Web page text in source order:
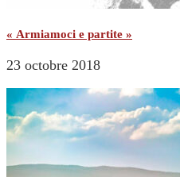
« Armiamoci e partite »
23 octobre 2018